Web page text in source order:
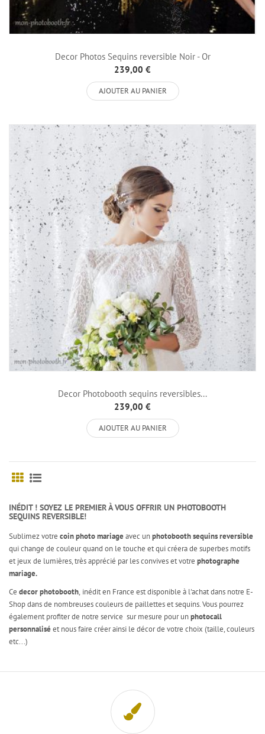
Decor Photos Sequins reversible Noir - Or
239,00 €
AJOUTER AU PANIER
Decor Photobooth sequins reversibles...
239,00 €
AJOUTER AU PANIER
INÉDIT ! SOYEZ LE PREMIER À VOUS OFFRIR UN PHOTOBOOTH
SEQUINS REVERSIBLE!
Sublimez votre coin photo mariage avec unphotobooth sequins reversible
qui change de couleur quand on le touche et qui créera de superbes motifs
et jeux de lumières, très apprécié par les convives et votre photographe
mariage.
Ce decor photobooth, inédit en France est disponible à l'achat dans notre E-
Shop dans de nombreuses couleurs de paillettes et sequins. Vous pourrez
également profiter de notre service sur mesure pour unphotocall
personnalisé et nous faire créer ainsi le décor de votre choix (taille, couleurs
etc...)